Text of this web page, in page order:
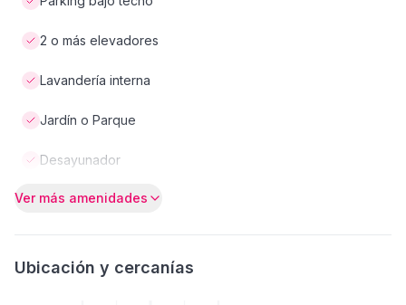
2 o más elevadores
Lavandería interna
Jardín o Parque
Desayunador
Ver más amenidades
Ubicación y cercanías